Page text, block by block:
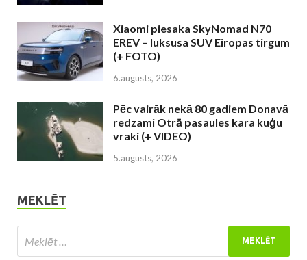
Xiaomi piesaka SkyNomad N70
EREV – luksusa SUV Eiropas tirgum
(+ FOTO)
6.augusts, 2026
Pēc vairāk nekā 80 gadiem Donavā
redzami Otrā pasaules kara kuģu
vraki (+ VIDEO)
5.augusts, 2026
MEKLĒT